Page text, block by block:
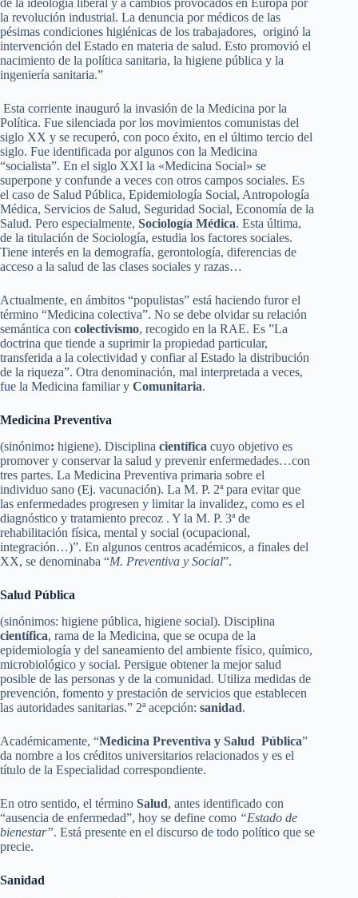
de la ideología liberal y a cambios provocados en Europa por
la revolución industrial. La denuncia por médicos de las
pésimas condiciones higiénicas de los trabajadores, originó la
intervención del Estado en materia de salud. Esto promovió el
nacimiento de la política sanitaria, la higiene pública y la
ingeniería sanitaria.”
Esta corriente inauguró la invasión de la Medicina por la
Política. Fue silenciada por los movimientos comunistas del
siglo XX y se recuperó, con poco éxito, en el último tercio del
siglo. Fue identificada por algunos con la Medicina
“socialista”. En el siglo XXI la «Medicina Social» se
superpone y confunde a veces con otros campos sociales. Es
el caso de Salud Pública, Epidemiología Social, Antropología
Médica, Servicios de Salud, Seguridad Social, Economía de la
Salud. Pero especialmente, Sociología Médica. Esta última,
de la titulación de Sociología, estudia los factores sociales.
Tiene interés en la demografía, gerontología, diferencias de
acceso a la salud de las clases sociales y razas…
Actualmente, en ámbitos “populistas” está haciendo furor el
término “Medicina colectiva”. No se debe olvidar su relación
semántica con colectivismo, recogido en la RAE. Es ”La
doctrina que tiende a suprimir la propiedad particular,
transferida a la colectividad y confiar al Estado la distribución
de la riqueza”. Otra denominación, mal interpretada a veces,
fue la Medicina familiar y Comunitaria.
Medicina Preventiva
(sinónimo: higiene). Disciplina científica cuyo objetivo es
promover y conservar la salud y prevenir enfermedades…con
tres partes. La Medicina Preventiva primaria sobre el
individuo sano (Ej. vacunación). La M. P. 2ª para evitar que
las enfermedades progresen y limitar la invalidez, como es el
diagnóstico y tratamiento precoz . Y la M. P. 3ª de
rehabilitación física, mental y social (ocupacional,
integración…)”. En algunos centros académicos, a finales del
XX, se denominaba “M. Preventiva y Social”.
Salud Pública
(sinónimos: higiene pública, higiene social). Disciplina
científica, rama de la Medicina, que se ocupa de la
epidemiología y del saneamiento del ambiente físico, químico,
microbiológico y social. Persigue obtener la mejor salud
posible de las personas y de la comunidad. Utiliza medidas de
prevención, fomento y prestación de servicios que establecen
las autoridades sanitarias.” 2ª acepción: sanidad.
Académicamente, “Medicina Preventiva y Salud Pública”
da nombre a los créditos universitarios relacionados y es el
título de la Especialidad correspondiente.
En otro sentido, el término Salud, antes identificado con
“ausencia de enfermedad”, hoy se define como “Estado de
bienestar”. Está presente en el discurso de todo político que se
precie.
Sanidad